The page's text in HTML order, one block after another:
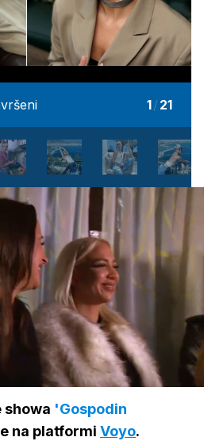
1/ 21
Loaded:
100.00%
showa 'Gospodin
na platformi Voyo.